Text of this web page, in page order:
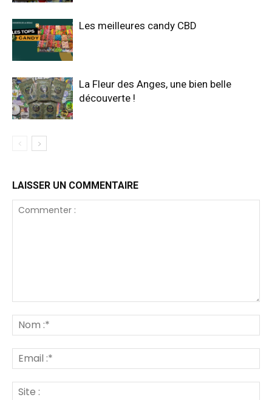
Les meilleures candy CBD
La Fleur des Anges, une bien belle
découverte !
LAISSER UN COMMENTAIRE